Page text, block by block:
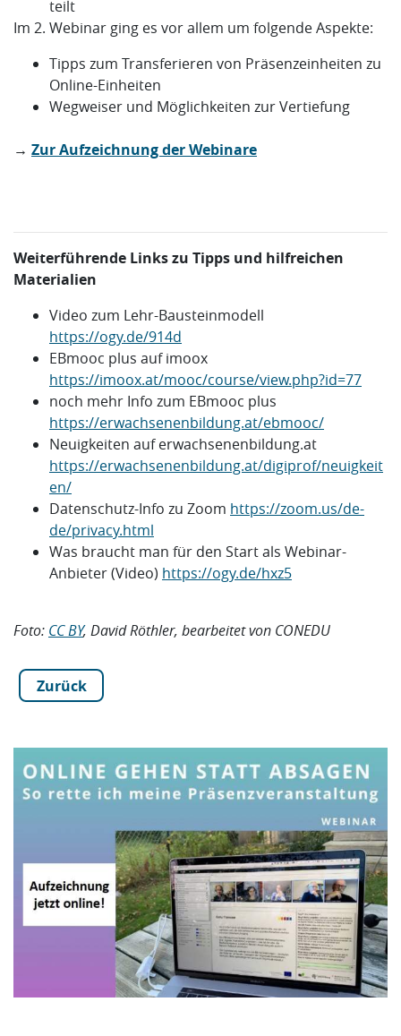
teilt
Im 2. Webinar ging es vor allem um folgende Aspekte:
Tipps zum Transferieren von Präsenzeinheiten zu
Online-Einheiten
Wegweiser und Möglichkeiten zur Vertiefung
→ Zur Aufzeichnung der Webinare
Weiterführende Links zu Tipps und hilfreichen
Materialien
Video zum Lehr-Bausteinmodell
https://ogy.de/914d
EBmooc plus auf imoox
https://imoox.at/mooc/course/view.php?id=77
noch mehr Info zum EBmooc plus
https://erwachsenenbildung.at/ebmooc/
Neuigkeiten auf erwachsenenbildung.at
https://erwachsenenbildung.at/digiprof/neuigkeit
en/
Datenschutz-Info zu Zoom https://zoom.us/de-
de/privacy.html
Was braucht man für den Start als Webinar-
Anbieter (Video) https://ogy.de/hxz5
Foto: CC BY, David Röthler, bearbeitet von CONEDU
Zurück